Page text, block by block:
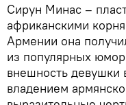
Сирун Минас –
африканскими
Армении она
из популярных
внешность девушки
владением